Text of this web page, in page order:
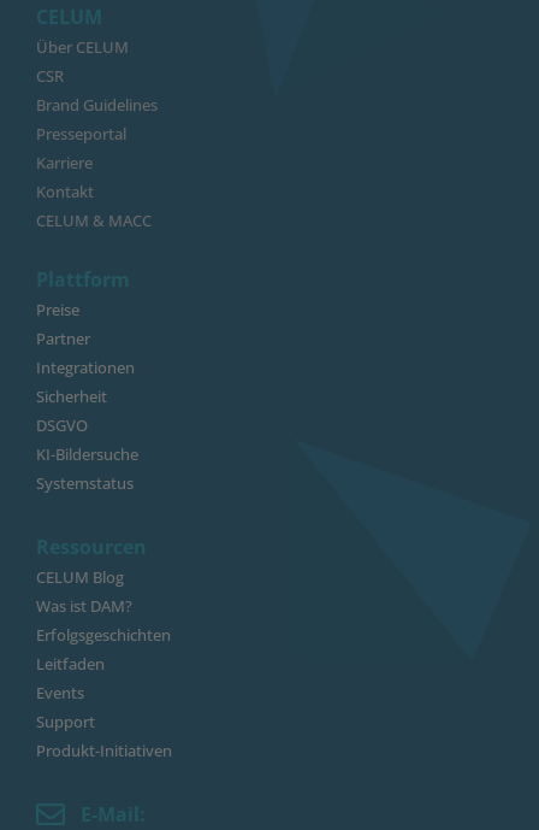
CELUM
Über CELUM
CSR
Brand Guidelines
Presseportal
Karriere
Kontakt
CELUM & MACC
Plattform
Preise
Partner
Integrationen
Sicherheit
DSGVO
KI-Bildersuche
Systemstatus
Ressourcen
CELUM Blog
Was ist DAM?
Erfolgsgeschichten
Leitfaden
Events
Support
Produkt-Initiativen
E-Mail: